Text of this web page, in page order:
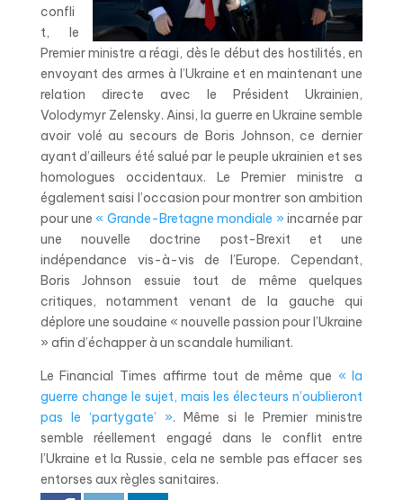
confli
t, le
Premier ministre a réagi, dès le début des hostilités, en
envoyant des armes à l’Ukraine et en maintenant une
relation directe avec le Président Ukrainien,
Volodymyr Zelensky. Ainsi, la guerre en Ukraine semble
avoir volé au secours de Boris Johnson, ce dernier
ayant d’ailleurs été salué par le peuple ukrainien et ses
homologues occidentaux. Le Premier ministre a
également saisi l’occasion pour montrer son ambition
pour une « Grande-Bretagne mondiale » incarnée par
une nouvelle doctrine post-Brexit et une
indépendance vis-à-vis de l’Europe. Cependant,
Boris Johnson essuie tout de même quelques
critiques, notamment venant de la gauche qui
déplore une soudaine « nouvelle passion pour l’Ukraine
» afin d’échapper à un scandale humiliant.
Le Financial Times affirme tout de même que « la
guerre change le sujet, mais les électeurs n’oublieront
pas le ‘partygate’ ». Même si le Premier ministre
semble réellement engagé dans le conflit entre
l’Ukraine et la Russie, cela ne semble pas effacer ses
entorses aux règles sanitaires.